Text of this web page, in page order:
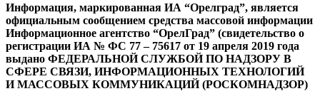
Информация, маркированная ИА “Орелград”, является
официальным сообщением средства массовой информации
Информационное агентство “ОрелГрад” (свидетельство о
регистрации ИА № ФС 77 – 75617 от 19 апреля 2019 года
выдано ФЕДЕРАЛЬНОЙ СЛУЖБОЙ ПО НАДЗОРУ В
СФЕРЕ СВЯЗИ, ИНФОРМАЦИОННЫХ ТЕХНОЛОГИЙ
И МАССОВЫХ КОММУНИКАЦИЙ (РОСКОМНАДЗОР)